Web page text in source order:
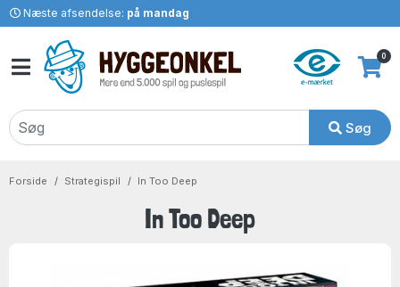
Næste afsendelse: på mandag
Søg
0
Forside Strategispil In Too Deep
In Too Deep